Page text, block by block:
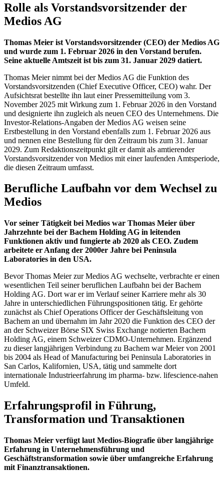
Rolle als Vorstandsvorsitzender der
Medios AG
Thomas Meier ist Vorstandsvorsitzender (CEO) der Medios AG
und wurde zum 1. Februar 2026 in den Vorstand berufen.
Seine aktuelle Amtszeit ist bis zum 31. Januar 2029 datiert.
Thomas Meier nimmt bei der Medios AG die Funktion des
Vorstandsvorsitzenden (Chief Executive Officer, CEO) wahr. Der
Aufsichtsrat bestellte ihn laut einer Pressemitteilung vom 3.
November 2025 mit Wirkung zum 1. Februar 2026 in den Vorstand
und designierte ihn zugleich als neuen CEO des Unternehmens. Die
Investor-Relations-Angaben der Medios AG weisen seine
Erstbestellung in den Vorstand ebenfalls zum 1. Februar 2026 aus
und nennen eine Bestellung für den Zeitraum bis zum 31. Januar
2029. Zum Redaktionszeitpunkt gilt er damit als amtierender
Vorstandsvorsitzender von Medios mit einer laufenden Amtsperiode,
die diesen Zeitraum umfasst.
Berufliche Laufbahn vor dem Wechsel zu
Medios
Vor seiner Tätigkeit bei Medios war Thomas Meier über
Jahrzehnte bei der Bachem Holding AG in leitenden
Funktionen aktiv und fungierte ab 2020 als CEO. Zudem
arbeitete er Anfang der 2000er Jahre bei Peninsula
Laboratories in den USA.
Bevor Thomas Meier zur Medios AG wechselte, verbrachte er einen
wesentlichen Teil seiner beruflichen Laufbahn bei der Bachem
Holding AG. Dort war er im Verlauf seiner Karriere mehr als 30
Jahre in unterschiedlichen Führungspositionen tätig. Er gehörte
zunächst als Chief Operations Officer der Geschäftsleitung von
Bachem an und übernahm im Jahr 2020 die Funktion des CEO der
an der Schweizer Börse SIX Swiss Exchange notierten Bachem
Holding AG, einem Schweizer CDMO-Unternehmen. Ergänzend
zu dieser langjährigen Verbindung zu Bachem war Meier von 2001
bis 2004 als Head of Manufacturing bei Peninsula Laboratories in
San Carlos, Kalifornien, USA, tätig und sammelte dort
internationale Industrieerfahrung im pharma- bzw. lifescience-nahen
Umfeld.
Erfahrungsprofil in Führung,
Transformation und Transaktionen
Thomas Meier verfügt laut Medios-Biografie über langjährige
Erfahrung in Unternehmensführung und
Geschäftstransformation sowie über umfangreiche Erfahrung
mit Finanztransaktionen.